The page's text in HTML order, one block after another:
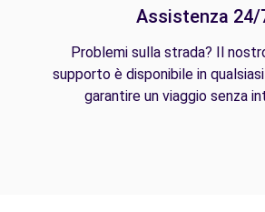
Assistenza 24/
Problemi sulla strada? Il
supporto è disponibile in
garantire un viaggio senza